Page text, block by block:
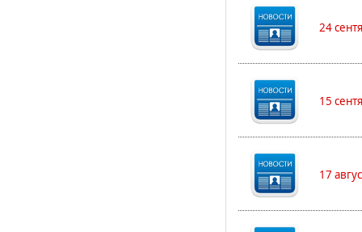
24
15
17